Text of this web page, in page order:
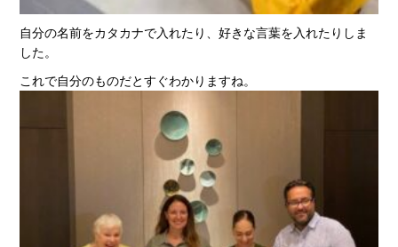
自分の名前をカタカナで入れたり、好きな言葉を入れたりしま
した。
これで自分のものだとすぐわかりますね。